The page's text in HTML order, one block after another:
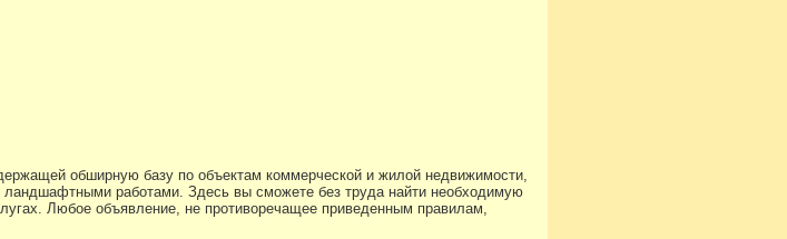
обширную базу по объектам коммерческой и жилой недвижимости,
работами. Здесь вы сможете без труда найти необходимую
Любое объявление, не противоречащее приведенным правилам,